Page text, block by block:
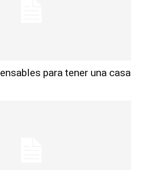
para tener una casa